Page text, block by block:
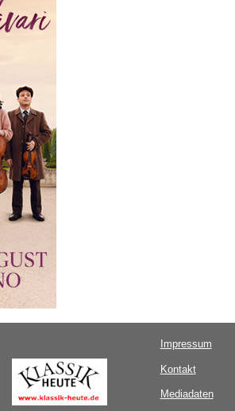
Impressum
Kontakt
Mediadaten